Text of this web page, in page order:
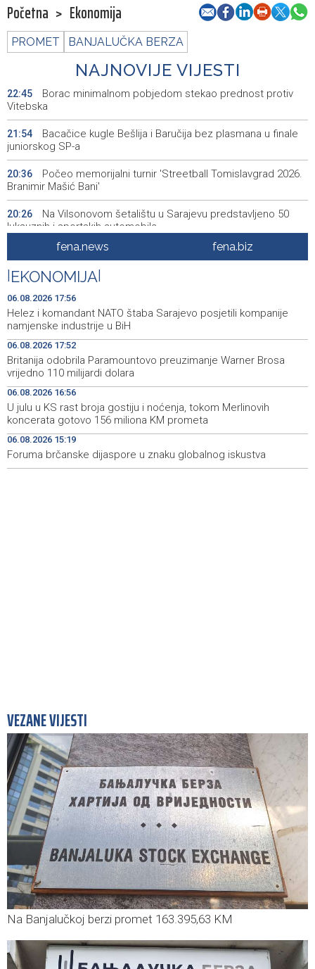
Početna > Ekonomija
PROMET BANJALUČKA BERZA
NAJNOVIJE VIJESTI
22:45
Borac minimalnom pobjedom stekao prednost protiv
Vitebska
21:54
Bacačice kugle Bešlija i Baručija bez plasmana u finale
juniorskog SP-a
20:36
Počeo memorijalni turnir 'Streetball Tomislavgrad 2026.
Branimir Mašić Bani'
20:26
Na Vilsonovom šetalištu u Sarajevu predstavljeno 50
luksuznih i sportskih automobila
Announcement of events for Friday, 7 August 2026
19:55
Drugi Festival bakri okupio mještane i posjetitelje kod
Livna
19:45
Novi Travnik receives first direct EU funding for UNESCO
heritage project
19:33
Crishock: OHR maintains an open dialogue with all
political stakeholders in BiH
19:32
Velika nagrada Britanije ostaje u MotoGP kalendaru do
2028. godine
19:29
Španska krajnja ljevica i desnica ujedinjene protiv
Maroka kao suorganizatora SP 2030.
fena.news fena.biz
EKONOMIJA
06.08.2026 17:56
Helez i komandant NATO štaba Sarajevo posjetili kompanije
namjenske industrije u BiH
06.08.2026 17:52
Britanija odobrila Paramountovo preuzimanje Warner Brosa
vrijedno 110 milijardi dolara
06.08.2026 16:56
U julu u KS rast broja gostiju i noćenja, tokom Merlinovih
koncerata gotovo 156 miliona KM prometa
06.08.2026 15:19
Foruma brčanske dijaspore u znaku globalnog iskustva
VEZANE VIJESTI
Na Banjalučkoj berzi promet 163.395,63 KM